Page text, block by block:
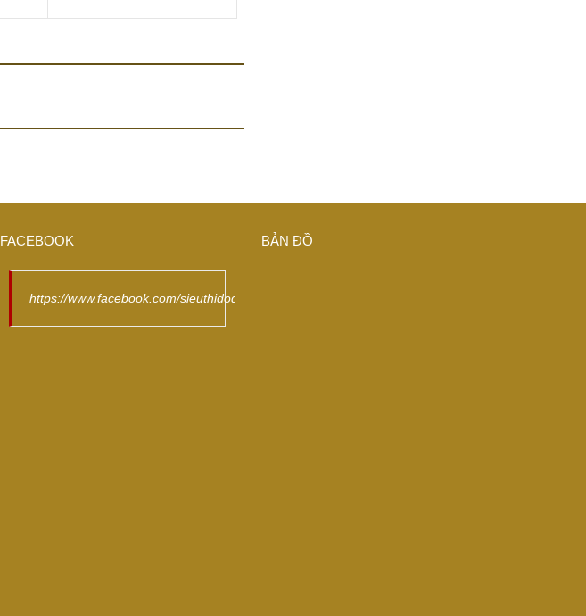
FACEBOOK
https://www.facebook.com/sieuthidodongdep/
BẢN ĐỒ